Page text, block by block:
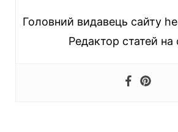
Головний видавець сайту
Редактор статей на